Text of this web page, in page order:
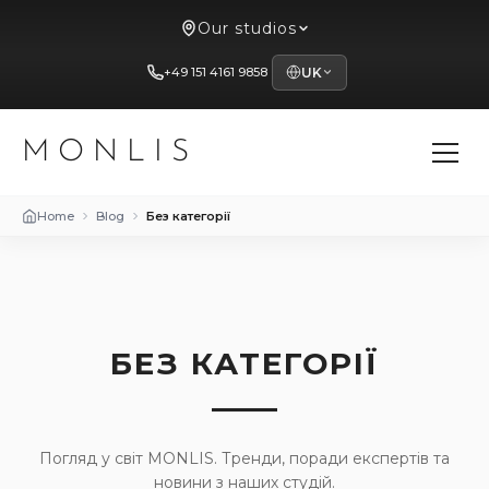
Our studios
+49 151 4161 9858 UK
MONLIS
Home Blog Без категорії
БЕЗ КАТЕГОРІЇ
Погляд у світ MONLIS. Тренди, поради експертів та
новини з наших студій.